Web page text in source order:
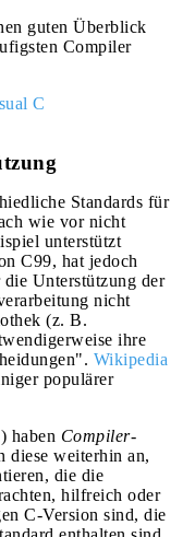
guten Überblick
Compiler
C
Standards für
wie vor nicht
unterstützt
C99, hat jedoch
Unterstützung der
nicht
(z. B.
ihre
Wikipedia
populärer
haben Compiler-
diese weiterhin an,
die die
hilfreich oder
C-Version sind, die